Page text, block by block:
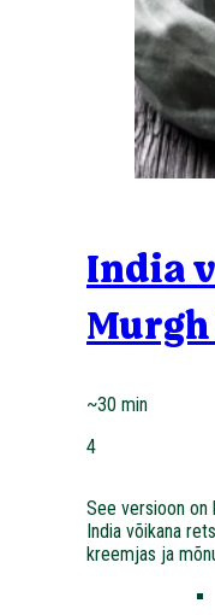
India
lihtne
~30 min
4
See versioon on
India võikana
kreemjas ja